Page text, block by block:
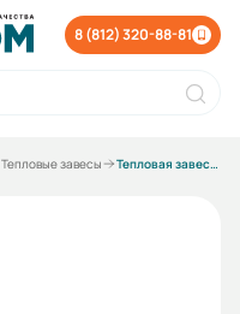
8 (812) 320-88-81
Тепловые завесы Тепловая завеса Hintek RP-0306-D